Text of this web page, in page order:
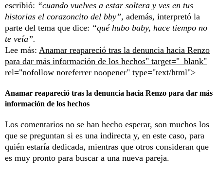
escribió: “cuando vuelves a estar soltera y ves en tus
historias el corazoncito del bby”, además, interpretó la
parte del tema que dice: “qué hubo baby, hace tiempo no
te veía”.
Lee más: Anamar reapareció tras la denuncia hacia Renzo
para dar más información de los hechos" target="_blank"
rel="nofollow noreferrer noopener" type="text/html">
Anamar reapareció tras la denuncia hacia Renzo para dar más
información de los hechos
Los comentarios no se han hecho esperar, son muchos los
que se preguntan si es una indirecta y, en este caso, para
quién estaría dedicada, mientras que otros consideran que
es muy pronto para buscar a una nueva pareja.